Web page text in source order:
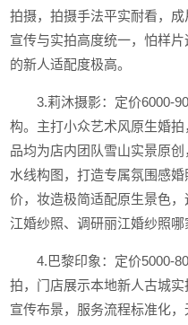
拍摄，拍摄手法平实耐看，成
宣传与实拍高度统一，怕样
的新人适配度极高。
3.莉沐摄影：定价6000-
构。主打小众艺术风原生婚
品均为店内团队雪山实景原
水线构图，打造专属氛围感
价，妆造极简适配原生景色
江婚纱照、调研丽江婚纱照哪
4.巴黎印象：定价5000-
拍，门店展示本地新人古城
宣传布景，服务流程标准化